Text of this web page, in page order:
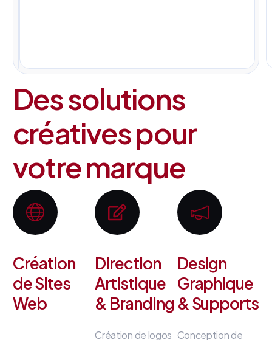
Des solutions
créatives pour
votre marque
Création
de Sites
Web
Direction
Artistique
& Branding
Création de logos
Design
Graphique
& Supports
Conception de